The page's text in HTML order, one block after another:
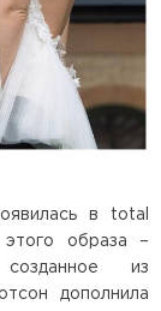
в total
образа –
из
дополнила